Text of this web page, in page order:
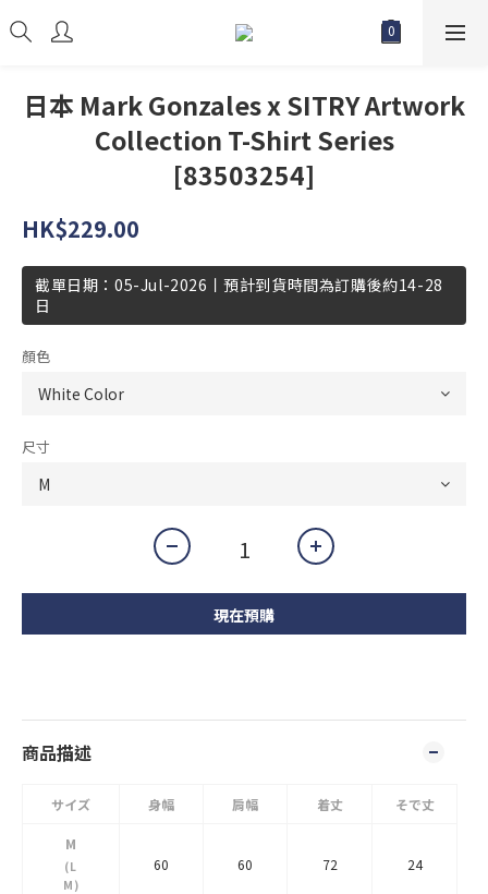
日本 Mark Gonzales x SITRY Artwork
Collection T-Shirt Series
[83503254]
HK$229.00
截單日期：05-Jul-2026丨預計到貨時間為訂購後約14-28
日
顏色
尺寸
現在預購
商品描述
サイズ 身幅 肩幅 着丈 そで丈
M
(L
M)
60 60 72 24